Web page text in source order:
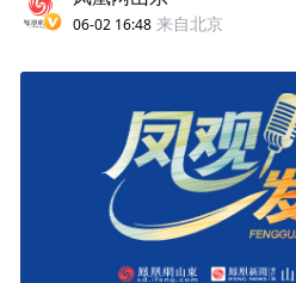
06-02 16:48 来自北京